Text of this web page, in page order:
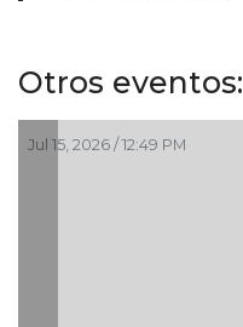
Otros eventos:
Jul 15, 2026 / 12:49 PM